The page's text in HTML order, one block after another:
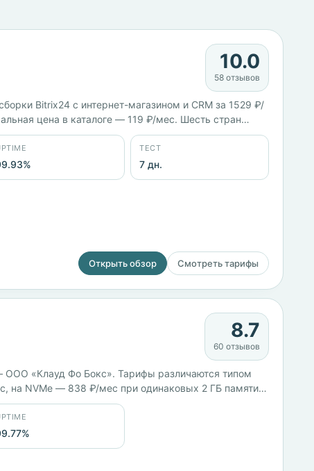
10.0
58 отзывов
Bitrix24 с интернет-магазином и CRM за 1529 ₽/
цена в каталоге — 119 ₽/мес. Шесть стран
Финляндия. Панели на выбор — ISPmanager,
ТЕСТ
7 дн.
Открыть обзор Смотреть тарифы
8.7
60 отзывов
«Клауд Фо Бокс». Тарифы различаются типом
на NVMe — 838 ₽/мес при одинаковых 2 ГБ памяти.
Сбербанк Онлайн.